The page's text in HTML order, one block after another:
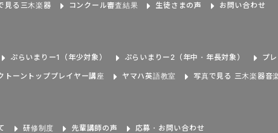
見る三木楽器 コンクール審査結果 生徒さまの声 お問い合わせ
ぷらいまりー1（年少対象） ぷらいまりー2（年中・年長対象） プ
トーントッププレイヤー講座 ヤマハ英語教室 写真で見る 三木楽器音
研修制度 先輩講師の声 応募・お問い合わせ